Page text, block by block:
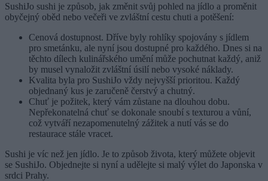
SushiJo sushi je způsob, jak změnit svůj pohled na jídlo a proměnit
obyčejný oběd nebo večeři ve zvláštní cestu chuti a potěšení:
Cenová dostupnost. Dříve byly rohlíky spojovány s jídlem
pro smetánku, ale nyní jsou dostupné pro každého. Dnes si na
těchto dílech kulinářského umění může pochutnat každý, aniž
by musel vynaložit zvláštní úsilí nebo vysoké náklady.
Kvalita byla pro SushiJo vždy nejvyšší prioritou. Každý
objednaný kus je zaručeně čerstvý a chutný.
Chuť je požitek, který vám zůstane na dlouhou dobu.
Nepřekonatelná chuť se dokonale snoubí s texturou a vůní,
což vytváří nezapomenutelný zážitek a nutí vás se do
restaurace stále vracet.
Sushi je víc než jen jídlo. Je to způsob života, který můžete objevit
se SushiJo. Objednejte si nyní a udělejte si malý výlet do Japonska v
srdci Prahy.